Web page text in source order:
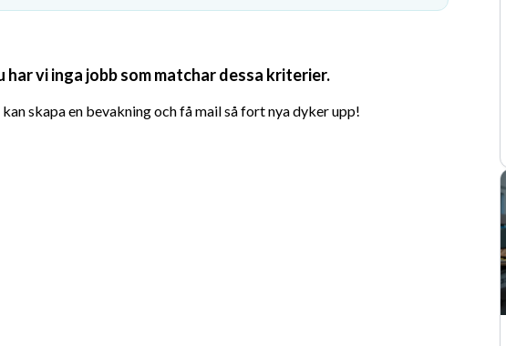
har vi inga jobb som matchar dessa kriterier.
skapa en bevakning och få mail så fort nya dyker upp!